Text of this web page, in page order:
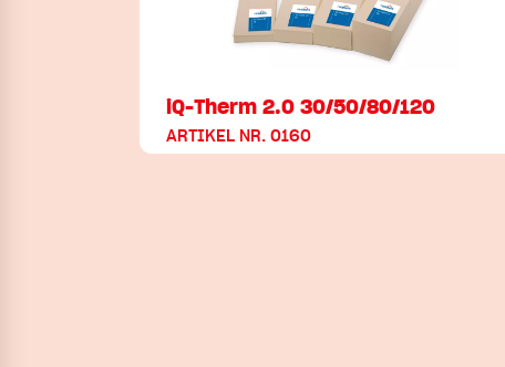
iQ-Therm 2.0 30/50/80/120
ARTIKEL NR. 0160